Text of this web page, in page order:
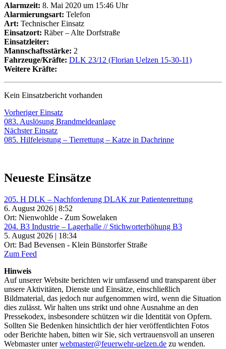
Alarmzeit: 8. Mai 2020 um 15:46 Uhr
Alarmierungsart: Telefon
Art: Technischer Einsatz
Einsatzort: Räber – Alte Dorfstraße
Einsatzleiter:
Mannschaftsstärke: 2
Fahrzeuge/Kräfte: DLK 23/12 (Florian Uelzen 15-30-11)
Weitere Kräfte:
Kein Einsatzbericht vorhanden
Beitragsnavigation
Vorheriger EinsatzVorheriger
Einsatz:
083. Auslösung Brandmeldeanlage
Nächster EinsatzNächster
Einsatz:
085. Hilfeleistung – Tierrettung – Katze in Dachrinne
Neueste Einsätze
205. H DLK – Nachforderung DLAK zur Patientenrettung
6. August 2026 | 8:52
Ort: Nienwohlde - Zum Sowelaken
204. B3 Industrie – Lagerhalle // Stichworterhöhung B3
5. August 2026 | 18:34
Ort: Bad Bevensen - Klein Bünstorfer Straße
Zum Feed
Hinweis
Auf unserer Website berichten wir umfassend und transparent über
unsere Aktivitäten, Dienste und Einsätze, einschließlich
Bildmaterial, das jedoch nur aufgenommen wird, wenn die Situation
dies zulässt. Wir halten uns strikt und ohne Ausnahme an den
Pressekodex, insbesondere schützen wir die Identität von Opfern.
Sollten Sie Bedenken hinsichtlich der hier veröffentlichten Fotos
oder Berichte haben, bitten wir Sie, sich vertrauensvoll an unseren
Webmaster unterwebmaster@feuerwehr-uelzen.de zu wenden.